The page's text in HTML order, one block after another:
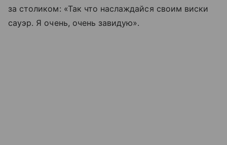
за столиком: «Так что наслаждайся своим виски
сауэр. Я очень, очень завидую».